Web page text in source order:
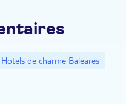
Hotels de charme Baleares